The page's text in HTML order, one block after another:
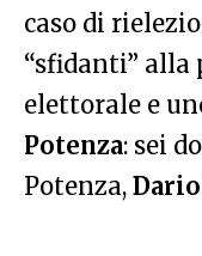
caso di
“sfidanti” alla
elettorale e
Potenza: sei
Potenza,